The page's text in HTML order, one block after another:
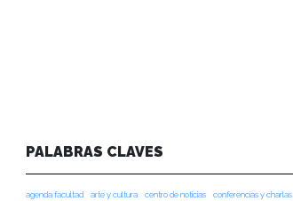
PALABRAS CLAVES
agenda facultad arte y cultura centro de noticias conferencias y charlas